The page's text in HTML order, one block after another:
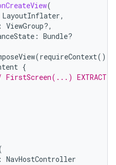
(
LayoutInflater,
: ViewGroup?,
: Bundle?
(requireContext()).
{
EXTRACT
: NavHostController